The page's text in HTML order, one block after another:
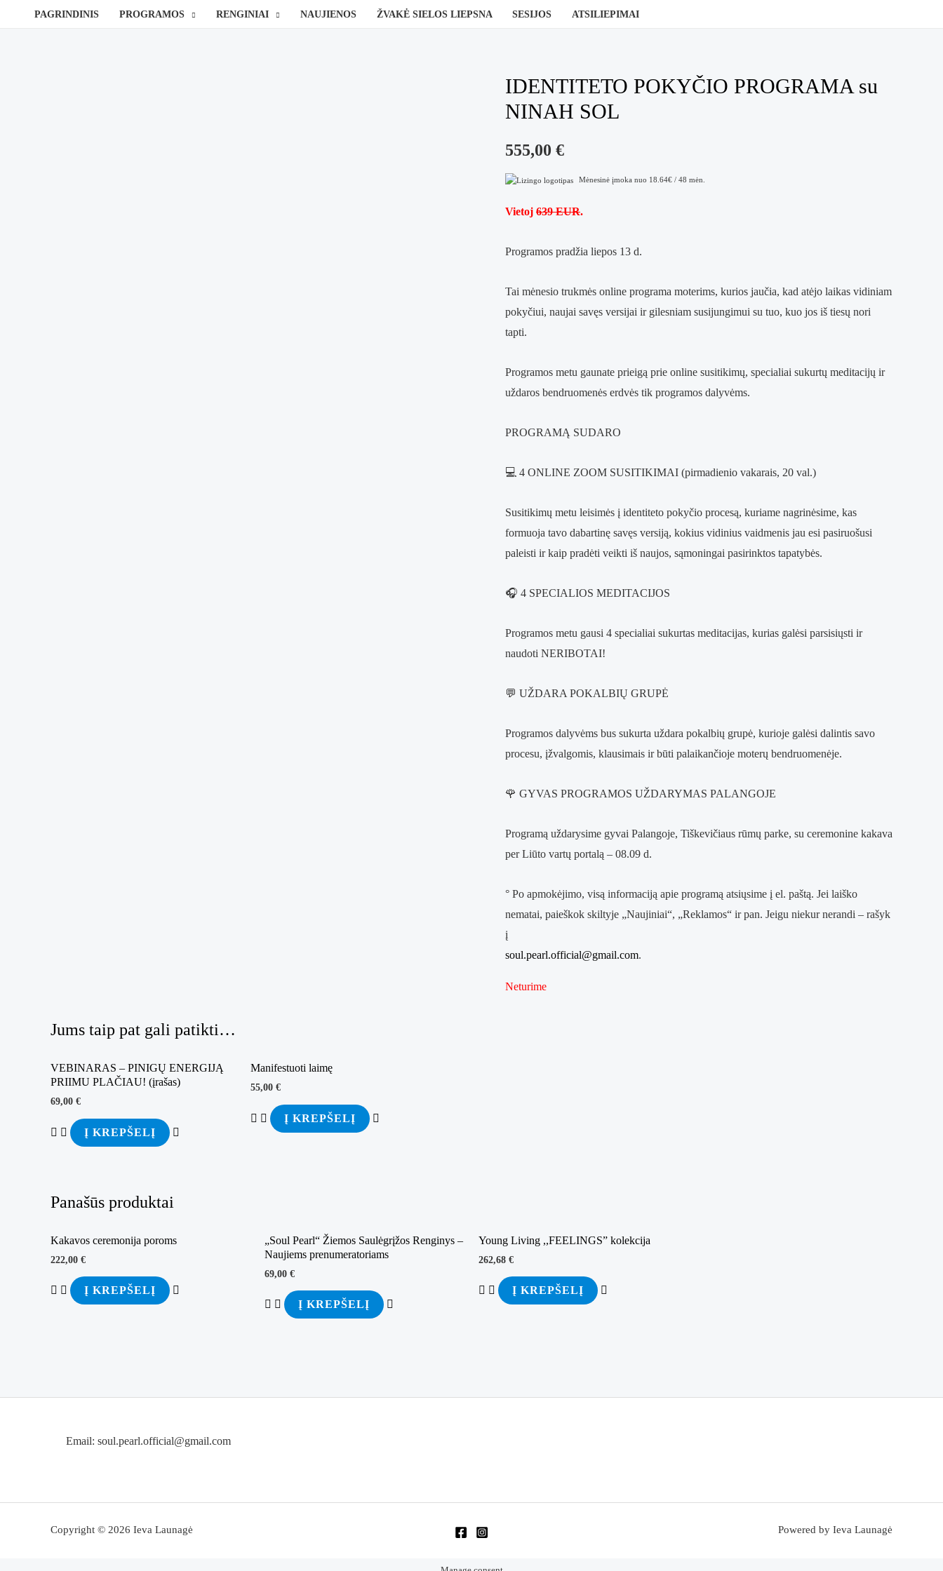
PAGRINDINIS PROGRAMOS RENGINIAI NAUJIENOS ŽVAKĖ SIELOS LIEPSNA SESIJOS ATSILIEPIMAI
IDENTITETO POKYČIO PROGRAMA su
NINAH SOL
555,00 €
Mėnesinė įmoka nuo 18.64€ / 48 mėn.
Vietoj 639 EUR.
Programos pradžia liepos 13 d.
Tai mėnesio trukmės online programa moterims, kurios jaučia, kad atėjo laikas vidiniam
pokyčiui, naujai savęs versijai ir gilesniam susijungimui su tuo, kuo jos iš tiesų nori
tapti.
Programos metu gaunate prieigą prie online susitikimų, specialiai sukurtų meditacijų ir
uždaros bendruomenės erdvės tik programos dalyvėms.
PROGRAMĄ SUDARO
💻 4 ONLINE ZOOM SUSITIKIMAI (pirmadienio vakarais, 20 val.)
Susitikimų metu leisimės į identiteto pokyčio procesą, kuriame nagrinėsime, kas
formuoja tavo dabartinę savęs versiją, kokius vidinius vaidmenis jau esi pasiruošusi
paleisti ir kaip pradėti veikti iš naujos, sąmoningai pasirinktos tapatybės.
🎧 4 SPECIALIOS MEDITACIJOS
Programos metu gausi 4 specialiai sukurtas meditacijas, kurias galėsi parsisiųsti ir
naudoti NERIBOTAI!
💬 UŽDARA POKALBIŲ GRUPĖ
Programos dalyvėms bus sukurta uždara pokalbių grupė, kurioje galėsi dalintis savo
procesu, įžvalgomis, klausimais ir būti palaikančioje moterų bendruomenėje.
🌹 GYVAS PROGRAMOS UŽDARYMAS PALANGOJE
Programą uždarysime gyvai Palangoje, Tiškevičiaus rūmų parke, su ceremonine kakava
perLiūto vartų portalą – 08.09 d.
° Po apmokėjimo, visą informaciją apie programą atsiųsime į el. paštą. Jei laiško
nematai, paieškok skiltyje „Naujiniai“, „Reklamos“ ir pan. Jeigu niekur nerandi – rašyk
į
soul.pearl.official@gmail.com.
Neturime
Jums taip pat gali patikti…
VEBINARAS – PINIGŲ ENERGIJĄ
PRIIMU PLAČIAU! (įrašas)
69,00 €
Į KREPŠELĮ
Manifestuoti laimę
55,00 €
Į KREPŠELĮ
Panašūs produktai
Kakavos ceremonija poroms
222,00 €
Į KREPŠELĮ
„Soul Pearl“ Žiemos Saulėgrįžos Renginys –
Naujiems prenumeratoriams
69,00 €
Į KREPŠELĮ
Young Living ,,FEELINGS” kolekcija
262,68 €
Į KREPŠELĮ
Email: soul.pearl.official@gmail.com
Copyright © 2026 Ieva Launagė Powered by Ieva Launagė